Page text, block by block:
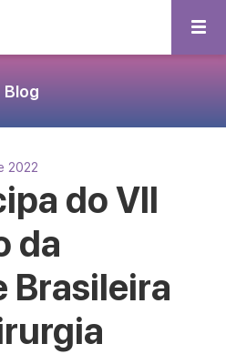
Blog
2022
do VII
da
Brasileira